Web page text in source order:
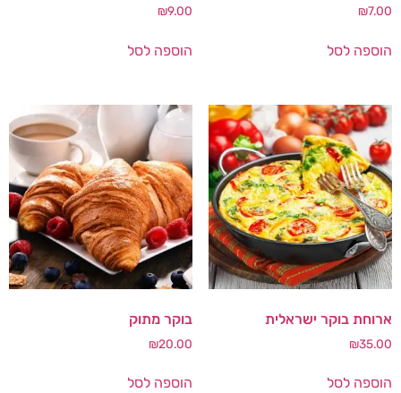
₪7.00
הוספה לסל
₪9.00
הוספה לסל
ארוחת בוקר ישראלית
₪35.00
הוספה לסל
בוקר מתוק
₪20.00
הוספה לסל